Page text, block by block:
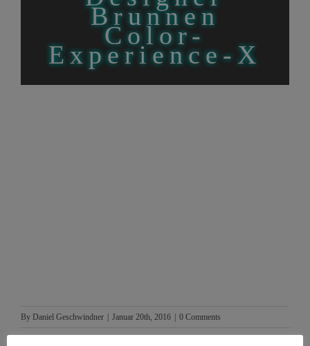
Brunnen
Color-
Experience-X
By Daniel Geschwindner Januar 20th, 2016 0 Comments